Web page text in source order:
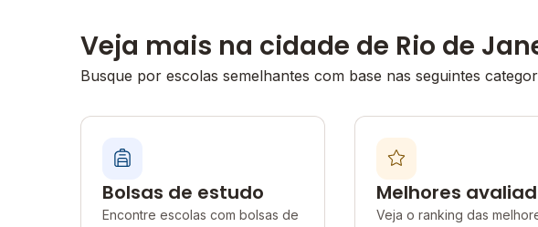
Veja mais na cidade de Rio de
Busque por escolas semelhantes com base nas seguintes
Bolsas de estudo
Encontre escolas com bolsas de
Melhores
Veja o ranking das